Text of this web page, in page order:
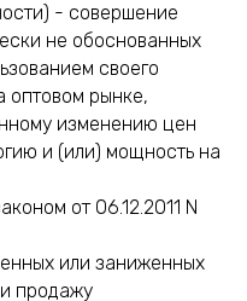
- совершение
не обоснованных
своего
рынке,
изменению цен
и (или) мощность на
от 06.12.2011 N
или заниженных
продажу